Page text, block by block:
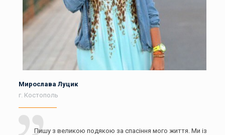
Мирослава Луцик
г. Костополь
Пишу з великою подякою за спасіння мого життя. Ми із